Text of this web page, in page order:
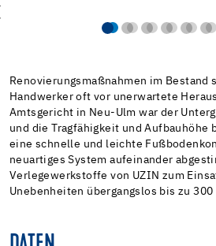
Renovierungsmaßnahmen im Bestand
Handwerker oft vor unerwartete
Amtsgericht in Neu-Ulm war der
und die Tragfähigkeit und Aufbauhöhe
eine schnelle und leichte
neuartiges System aufeinander
Verlegewerkstoffe von UZIN zum
Unebenheiten übergangslos bis zu